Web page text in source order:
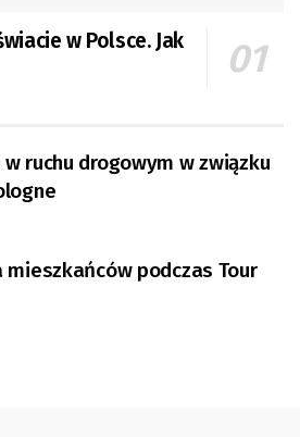
w Polsce. Jak
ruchu drogowym w związku
podczas Tour